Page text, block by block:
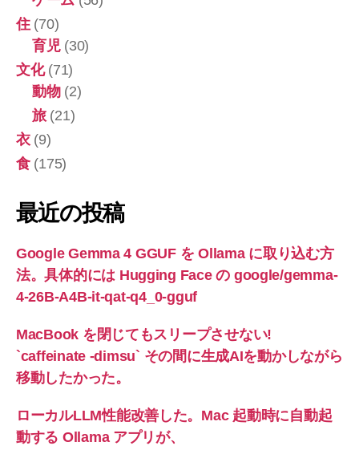
住(70)
育児(30)
文化(71)
動物(2)
旅(21)
衣(9)
食(175)
最近の投稿
Google Gemma 4 GGUF を Ollama に取り込む方
法。具体的には Hugging Face の google/gemma-
4-26B-A4B-it-qat-q4_0-gguf
MacBook を閉じてもスリープさせない!
`caffeinate -dimsu` その間に生成AIを動かしながら
移動したかった。
ローカルLLM性能改善した。Mac 起動時に自動起
動する Ollama アプリが、